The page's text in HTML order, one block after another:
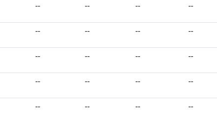
-- -- -- --
-- -- -- --
-- -- -- --
-- -- -- --
-- -- -- --